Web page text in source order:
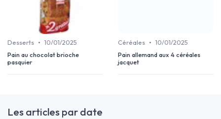
Desserts • 10/01/2025
Pain au chocolat brioche
pasquier
Céréales • 10/01/2025
Pain allemand aux 4 céréales
jacquet
Les articles par date